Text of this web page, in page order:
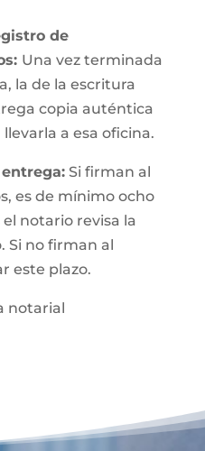
de
Una vez terminada
la de la escritura
copia auténtica
a esa oficina.
Si firman al
es de mínimo ocho
notario revisa la
Si no firman al
este plazo.
notarial